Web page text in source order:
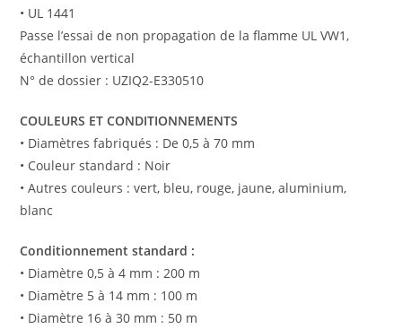
• UL 1441
Passe l’essai de non propagation de la flamme UL VW1,
échantillon vertical
N° de dossier : UZIQ2-E330510
COULEURS ET CONDITIONNEMENTS
• Diamètres fabriqués : De 0,5 à 70 mm
• Couleur standard : Noir
• Autres couleurs : vert, bleu, rouge, jaune, aluminium,
blanc
Conditionnement standard :
• Diamètre 0,5 à 4 mm : 200 m
• Diamètre 5 à 14 mm : 100 m
• Diamètre 16 à 30 mm : 50 m